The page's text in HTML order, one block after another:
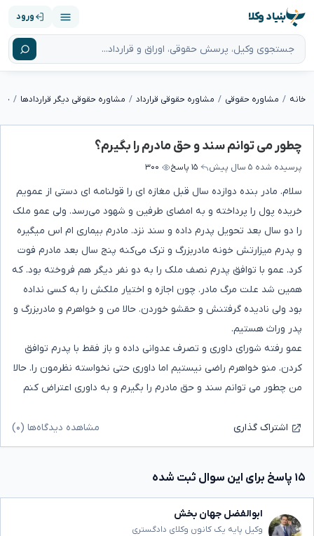
بنیاد وکلا ورود
خانه مشاوره حقوقی مشاوره حقوقی قرارداد مشاوره حقوقی دیگر قراردادها
چطور می توانم سند و حق مادرم را بگیرم؟
پرسیده شده ۵ سال پیش ۱۵ پاسخ ۳۰۰
سلام. مادر بنده دوازده سال قبل مغازه ای را قولنامه ای دستی از عمویم
خریده پول را پرداخته و به امضای طرفین و شهود می‌رسد. ولی عمو ملک
را دو سال بعد تحویل پدرم داده و سند نزد. مادرم بیماری ام اس میگیره
و پدرم میزارتش خونه مادربزرگ و ترک می‌کنه پنج سال بعد مادرم فوت
کرد. عمو با توافق پدرم نصف ملک را به دو نفر دیگر هم فروخته بود. که
همین شد علت مرگ مادر. چون اجازه و اختیار ملکش را به کسی نداده
بود ولی نادیده گرفتنش و حقشو خوردن. حالا من و خواهرم و مادربزرگ و
پدر وراث هستیم.
عمو رفته شورای داوری و تصرف عدوانی داده و باز فقط با پدرم توافق
کردن. منو خواهرم راضی نیستیم اما داوری حتی نخواسته نظرمون را. حالا
من چطور می توانم سند و حق مادرم را بگیرم و به داوری اعتراض کنم
اشتراک گذاری مشاهده دیدگاه‌ها (۰)
۱۵ پاسخ برای این سوال ثبت شده
ابوالفضل جهان بخش
وکیل پایه یک کانون وکلای دادگستری